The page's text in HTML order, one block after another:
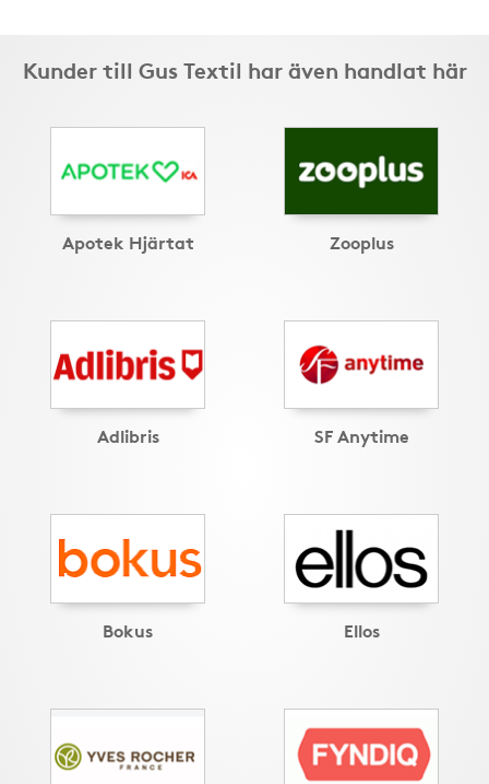
Kunder till Gus Textil har även handlat här
Apotek Hjärtat Zooplus
Adlibris SF Anytime
Bokus Ellos